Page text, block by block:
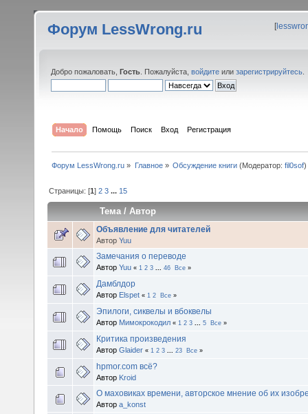
Форум LessWrong.ru [
Добро пожаловать, Гость . Пожалуйста, войдите или зарегистрируйтесь
Начало Помощь Поиск Вход Регистрация
Форум LessWrong.ru » Главное» Обсуждение книги(Модератор: fil0sof)
Страницы: [1]2 3 ... 15
Тема /Автор
Объявление для читателей
Автор Yuu
Замечания о переводе
Автор Yuu « 1 2 3 46 Все »
Дамблдор
Автор Elspet « 1 2 Все »
Эпилоги, сиквелы и вбоквелы
Автор Мимокрокодил « 1 2 3 5 Все »
Критика произведения
Автор Glaider « 1 2 3 23 Все »
hpmor.com всё?
Автор Kroid
О маховиках времени, авторское мнение об их
Автор a_konst